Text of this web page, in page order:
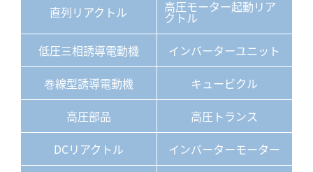
直列リアクトル 高圧モーター起動リア
クトル
低圧三相誘導電動機
インバーターユニット
巻線型誘導電動機
キュービクル
高圧部品
高圧トランス
DCリアクトル
インバーターモーター